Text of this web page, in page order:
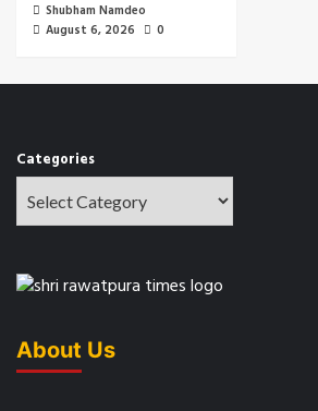
Shubham Namdeo
August 6, 2026
0
Categories
About Us